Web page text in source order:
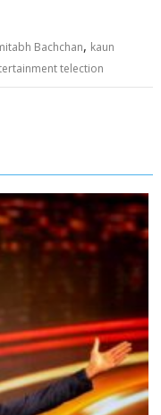
Bachchan, kaun
telection